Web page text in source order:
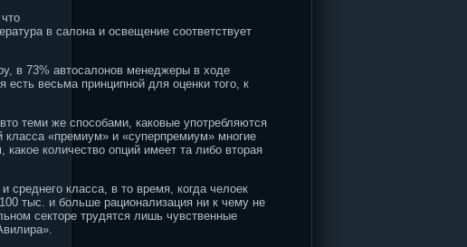
в салона и освещение соответствует
в 73% автосалонов менеджеры в ходе
весьма принципной для оценки того, к
теми же способами, каковые употребляются
«премиум» и «суперпремиум» многие
количество опций имеет та либо вторая
среднего класса, в то время, когда челоек
тыс. и больше рационализация ни к чему не
секторе трудятся лишь чувственные